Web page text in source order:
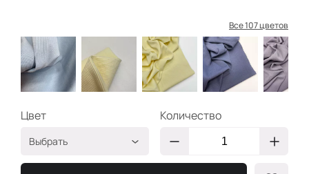
Все 107 цветов
Цвет
Выбрать
Пыльно-голубой
НЩ033
Количество